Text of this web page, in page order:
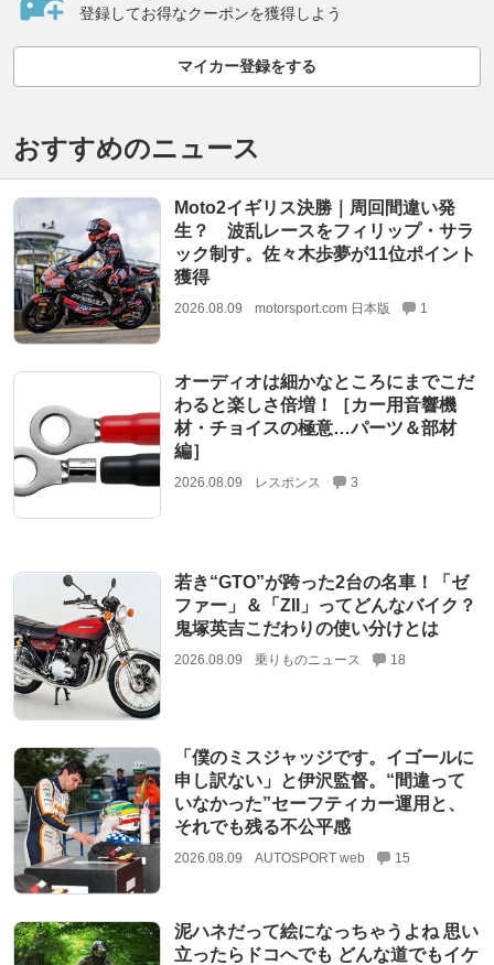
登録してお得なクーポンを獲得しよう
マイカー登録をする
おすすめのニュース
Moto2イギリス決勝｜周回間違い発
生？ 波乱レースをフィリップ・サラ
ック制す。佐々木歩夢が11位ポイント
獲得
2026.08.09 motorsport.com 日本版 1
オーディオは細かなところにまでこだ
わると楽しさ倍増！［カー用音響機
材・チョイスの極意…パーツ＆部材
編］
2026.08.09 レスポンス 3
若き“GTO”が跨った2台の名車！「ゼ
ファー」＆「ZII」ってどんなバイク？
鬼塚英吉こだわりの使い分けとは
2026.08.09 乗りものニュース 18
「僕のミスジャッジです。イゴールに
申し訳ない」と伊沢監督。“間違って
いなかった”セーフティカー運用と、
それでも残る不公平感
2026.08.09 AUTOSPORT web 15
泥ハネだって絵になっちゃうよね 思い
立ったらドコへでも どんな道でもイケ